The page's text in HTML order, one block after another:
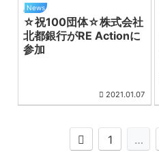
News
☆祝100団体☆株式会社
北都銀行がRE Actionに
参加
2021.01.07
1 …